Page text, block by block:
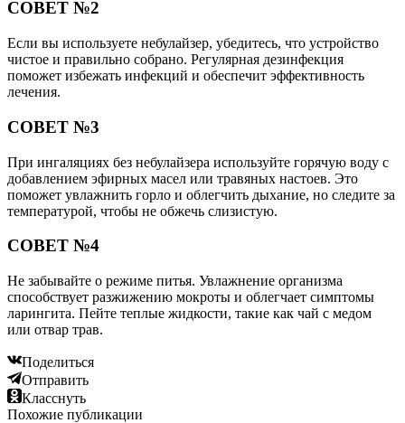
СОВЕТ №2
Если вы используете небулайзер, убедитесь, что устройство
чистое и правильно собрано. Регулярная дезинфекция
поможет избежать инфекций и обеспечит эффективность
лечения.
СОВЕТ №3
При ингаляциях без небулайзера используйте горячую воду с
добавлением эфирных масел или травяных настоев. Это
поможет увлажнить горло и облегчить дыхание, но следите за
температурой, чтобы не обжечь слизистую.
СОВЕТ №4
Не забывайте о режиме питья. Увлажнение организма
способствует разжижению мокроты и облегчает симптомы
ларингита. Пейте теплые жидкости, такие как чай с медом
или отвар трав.
Поделиться
Отправить
Класснуть
Похожие публикации